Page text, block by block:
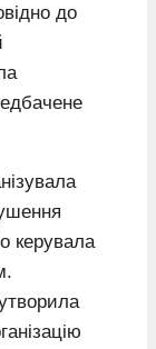
до
керувала